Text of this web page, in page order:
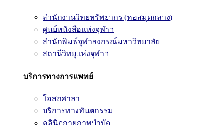
สำนักงานวิทยทรัพยากร (หอสมุดกลาง)
ศูนย์หนังสือแห่งจุฬาฯ
สำนักพิมพ์จุฬาลงกรณ์มหาวิทยาลัย
สถานีวิทยุแห่งจุฬาฯ
บริการทางการแพทย์
โอสถศาลา
บริการทางทันตกรรม
คลินิกกายภาพบำบัด